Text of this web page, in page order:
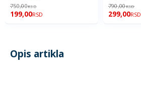
750,00RSD
199,00RSD
790,00RSD
299,00RSD
Opis artikla